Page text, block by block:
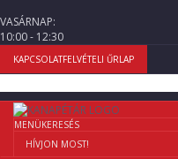
VASÁRNAP:
10:00 - 12:30
KAPCSOLATFELVÉTELI ŰRLAP
MENÜKERESÉS
HÍVJON MOST!